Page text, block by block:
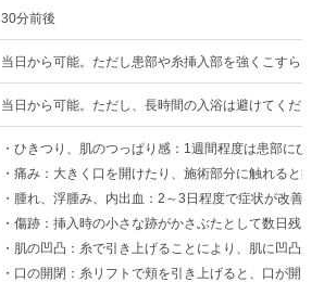
30分前後
当日から可能。ただし患部や糸挿入部を強くこすらな
当日から可能。ただし、長時間の入浴は避けてくださ
・ひきつり、肌のつっぱり感：1週間程度は患部にひ
・痛み：大きく口を開けたり、施術部分に触れると
・腫れ、浮腫み、内出血：2～3日程度で症状が改善し
・傷跡：挿入時の小さな跡がかさぶたとして数日残
・肌の凹凸：糸で引き上げることにより、肌に凹凸
・口の開閉：糸リフトで頬を引き上げると、口が開